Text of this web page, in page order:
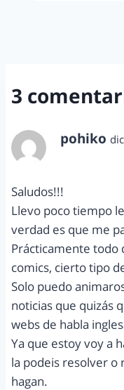
3
pohiko
Saludos!!!
Llevo poco tiempo
verdad es que me
Prácticamente todo
comics, cierto tipo
Solo puedo
noticias que quizás
webs de habla
Ya que estoy voy a
la podeis resolver o
hagan.